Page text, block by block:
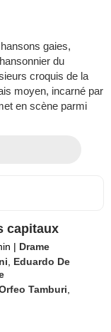
gaies,
du
croquis de la
moyen, incarné par
en scène parmi
capitaux
| Drame
, Eduardo De
Tamburi,